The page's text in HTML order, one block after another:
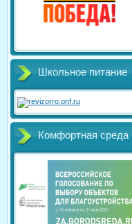
Школьное питание
Комфортная среда